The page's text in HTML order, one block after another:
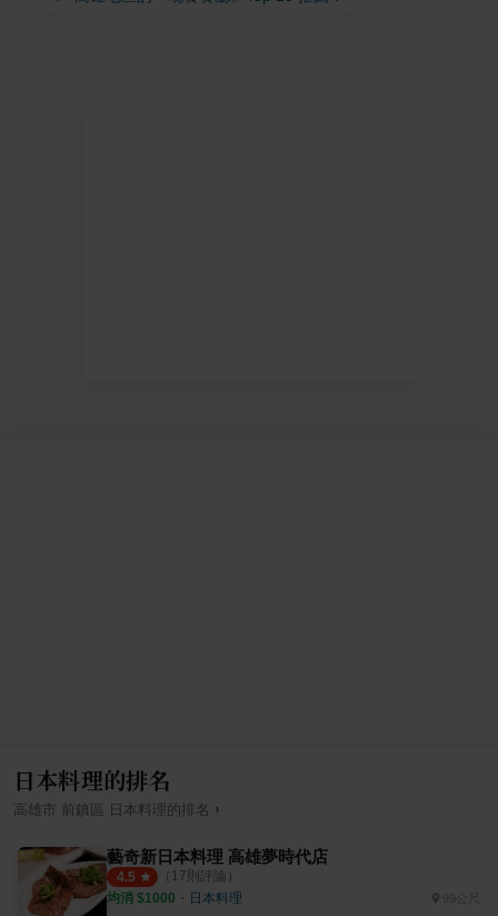
日本料理的排名
高雄市 前鎮區 日本料理 的排名 ›
藝奇新日本料理 高雄夢時代店
4.5 （ 17則評論）
均消 $1000 ・ 日本料理